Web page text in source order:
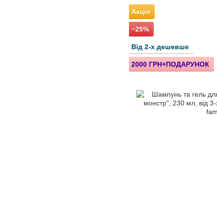
Акція
−25%
Від 2-х дешевше
2000 ГРН+ПОДАРУНОК